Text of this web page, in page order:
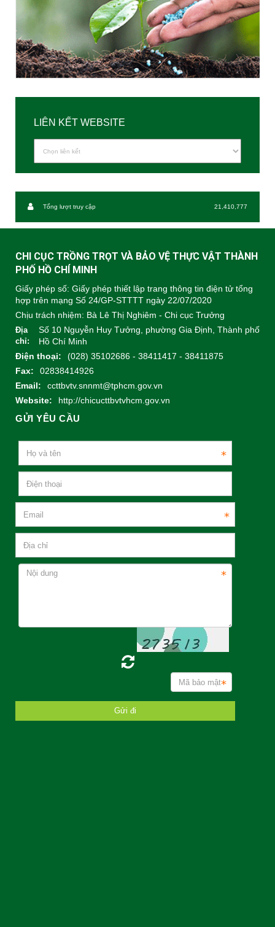
LIÊN KẾT WEBSITE
Tổng lượt truy cập 21,410,777
CHI CỤC TRỒNG TRỌT VÀ BẢO VỆ THỰC VẬT THÀNH
PHỐ HỒ CHÍ MINH
Giấy phép số: Giấy phép thiết lập trang thông tin điện tử tổng
hợp trên mạng Số 24/GP-STTTT ngày 22/07/2020
Chịu trách nhiệm: Bà Lê Thị Nghiêm - Chi cục Trưởng
Địa
chỉ:
Số 10 Nguyễn Huy Tưởng, phường Gia Định, Thành phố
Hồ Chí Minh
Điện thoại:
(028) 35102686 - 38411417 - 38411875
Fax:
02838414926
Email:
ccttbvtv.snnmt@tphcm.gov.vn
Website:
http://chicucttbvtvhcm.gov.vn
GỬI YÊU CẦU